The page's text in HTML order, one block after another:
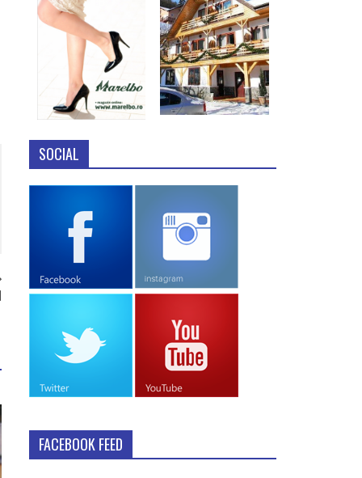
SOCIAL
FACEBOOK FEED